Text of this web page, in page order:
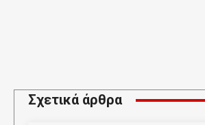
Σχετικά άρθρα